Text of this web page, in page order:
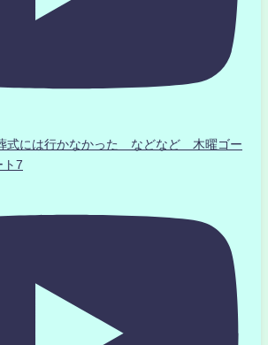
式には行かなかった などなど 木曜ゴー
ト7